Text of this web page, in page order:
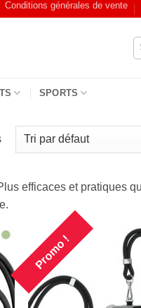
Conditions générales de vente
SPORTS
efficaces et pratiques
Promo !